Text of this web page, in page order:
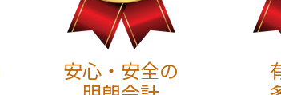
安心・安全の